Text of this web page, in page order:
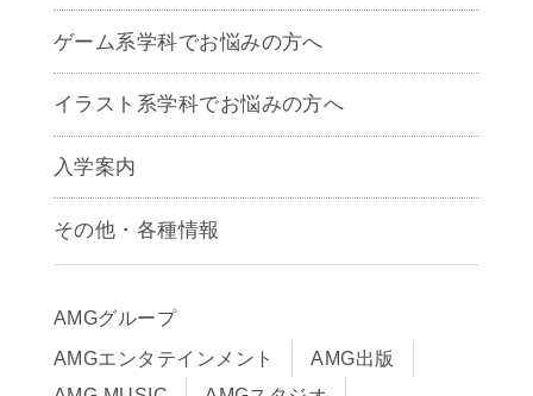
ゲームクリエイター学科
CG学科
アニメーション学科
声優学科
ゲーム系学科でお悩みの方へ
イラスト系学科でお悩みの方へ
入学案内
募集要項
早期出願制度・AOエントリー
入学までの流れ
学費サポート・各種制度
学費について
その他・各種情報
アクセス
サイトポリシー
在校生・保護者の方へ
AMGグループ
AMGエンタテインメント
AMG出版